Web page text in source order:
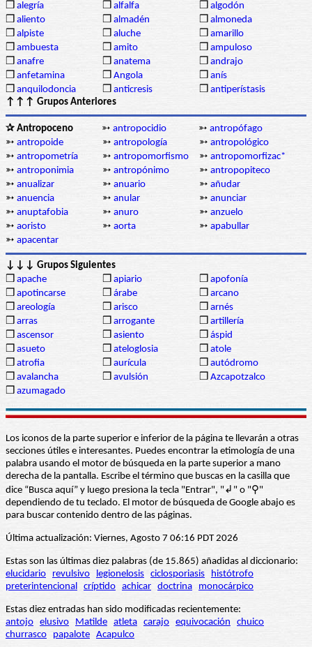
❒ alegría ❒ alfalfa ❒ algodón
❒ aliento ❒ almadén ❒ almoneda
❒ alpiste ❒ aluche ❒ amarillo
❒ ambuesta ❒ amito ❒ ampuloso
❒ anafre ❒ anatema ❒ andrajo
❒ anfetamina ❒ Angola ❒ anís
❒ anquilodoncia ❒ anticresis ❒ antiperístasis
↑↑↑ Grupos Anteriores
✰ Antropoceno ➳ antropocidio ➳ antropófago
➳ antropoide ➳ antropología ➳ antropológico
➳ antropometría ➳ antropomorfismo ➳ antropomorfizac*
➳ antroponimia ➳ antropónimo ➳ antropopiteco
➳ anualizar ➳ anuario ➳ añudar
➳ anuencia ➳ anular ➳ anunciar
➳ anuptafobia ➳ anuro ➳ anzuelo
➳ aoristo ➳ aorta ➳ apabullar
➳ apacentar
↓↓↓ Grupos Siguientes
❒ apache ❒ apiario ❒ apofonía
❒ apotincarse ❒ árabe ❒ arcano
❒ areología ❒ arisco ❒ arnés
❒ arras ❒ arrogante ❒ artillería
❒ ascensor ❒ asiento ❒ áspid
❒ asueto ❒ ateloglosia ❒ atole
❒ atrofia ❒ aurícula ❒ autódromo
❒ avalancha ❒ avulsión ❒ Azcapotzalco
❒ azumagado
Los iconos de la parte superior e inferior de la página te llevarán a otras
secciones útiles e interesantes. Puedes encontrar la etimología de una
palabra usando el motor de búsqueda en la parte superior a mano
derecha de la pantalla. Escribe el término que buscas en la casilla que
dice “Busca aquí” y luego presiona la tecla "Entrar", "↲" o "⚲"
dependiendo de tu teclado. El motor de búsqueda de Google abajo es
para buscar contenido dentro de las páginas.
Última actualización: Viernes, Agosto 7 06:16 PDT 2026
Estas son las últimas diez palabras (de 15.865) añadidas al diccionario:
elucidario
revulsivo legionelosis ciclosporiasis
histótrofo
preterintencional críptido achicar doctrina monocárpico
Estas diez entradas han sido modificadas recientemente:
antojo elusivo Matilde atleta carajo equivocación
chuico
churrasco
papalote Acapulco